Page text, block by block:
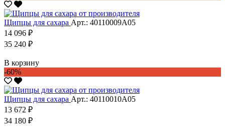
Щипцы для сахара Арт.: 40110009А05
14 096 ₽
35 240 ₽
В корзину
-60%
Щипцы для сахара Арт.: 40110010А05
13 672 ₽
34 180 ₽